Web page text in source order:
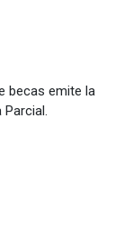
becas emite la